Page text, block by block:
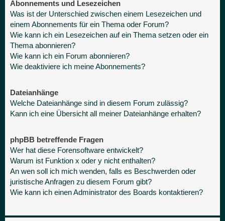
Abonnements und Lesezeichen
Was ist der Unterschied zwischen einem Lesezeichen und
einem Abonnements für ein Thema oder Forum?
Wie kann ich ein Lesezeichen auf ein Thema setzen oder ein
Thema abonnieren?
Wie kann ich ein Forum abonnieren?
Wie deaktiviere ich meine Abonnements?
Dateianhänge
Welche Dateianhänge sind in diesem Forum zulässig?
Kann ich eine Übersicht all meiner Dateianhänge erhalten?
phpBB betreffende Fragen
Wer hat diese Forensoftware entwickelt?
Warum ist Funktion x oder y nicht enthalten?
An wen soll ich mich wenden, falls es Beschwerden oder
juristische Anfragen zu diesem Forum gibt?
Wie kann ich einen Administrator des Boards kontaktieren?